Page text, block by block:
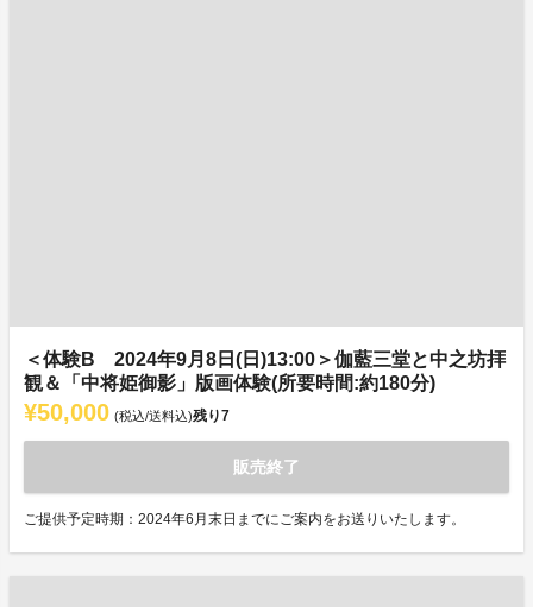
＜体験B 2024年9月8日(日)13:00＞伽藍三堂と中之坊拝
観＆「中将姫御影」版画体験(所要時間:約180分)
¥50,000 (税込/送料込)残り7
販売終了
ご提供予定時期：2024年6月末日までにご案内をお送りいたします。